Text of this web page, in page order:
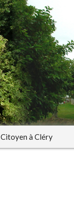
Citoyen à Cléry